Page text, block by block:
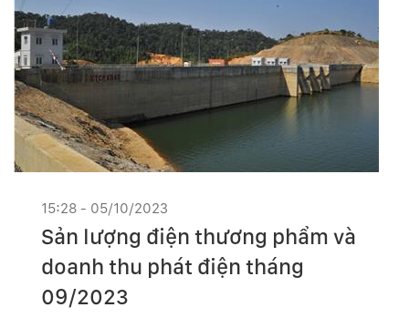
15:28 - 05/10/2023
Sản lượng điện thương phẩm và
doanh thu phát điện tháng
09/2023